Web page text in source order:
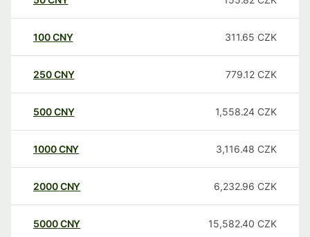
100CNY 311.65 CZK
250CNY 779.12 CZK
500CNY 1,558.24 CZK
1000CNY 3,116.48 CZK
2000CNY 6,232.96 CZK
5000CNY 15,582.40 CZK